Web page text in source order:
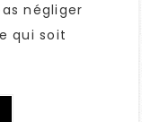
négliger
qui soit